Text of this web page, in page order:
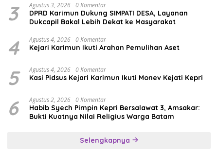
3 Agustus 3, 2026 0 Komentar
DPRD Karimun Dukung SIMPATI DESA, Layanan
Dukcapil Bakal Lebih Dekat ke Masyarakat
4 Agustus 4, 2026 0 Komentar
Kejari Karimun Ikuti Arahan Pemulihan Aset
5 Agustus 4, 2026 0 Komentar
Kasi Pidsus Kejari Karimun Ikuti Monev Kejati Kepri
6 Agustus 2, 2026 0 Komentar
Habib Syech Pimpin Kepri Bersalawat 3, Amsakar:
Bukti Kuatnya Nilai Religius Warga Batam
Selengkapnya